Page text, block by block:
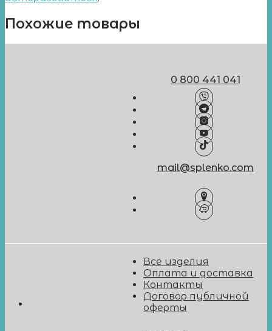
Похожие товары
0 800 441 041
mail@splenko.com
Все изделия
Оплата и доставка
Контакты
Договор публичной
оферты